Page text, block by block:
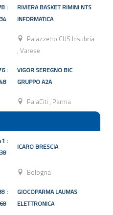
:
34
RIVIERA BASKET RIMINI NTS
INFORMATICA
Palazzetto CUS Insubria
, Varese
:
48
VIGOR SEREGNO BIC
GRUPPO A2A
PalaCiti, Parma
:
38
ICARO BRESCIA
Bologna
:
68
GIOCOPARMA LAUMAS
ELETTRONICA